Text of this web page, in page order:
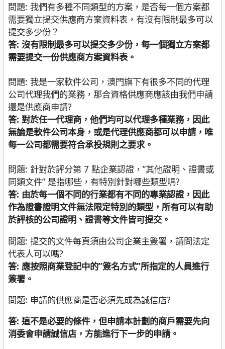
問題: 我們有多種不同類型的方案，是否每一個方案都
需要獨立提交供應商方案資料表，有沒有限制最多可以
提交多少份？
答: 沒有限制最多可以提交多少份，每一個獨立方案都
需要提交一份供應商方案資料表。
問題: 我是一家軟件公司，澳門旗下有很多不同的代理
公司代理我們的業務，那合資格供應商應該由我們申請
還是供應商申請?
答: 對於任一代理商，他們均可以代理多種業務，因此
無論是軟件公司本身，或是代理供應商都可以申請，唯
每一公司都需要符合承投規則之要求。
問題: 針對於評分第 7 點企業認證，”其他證明、證書或
同類文件” 是指哪些，有特別針對哪些類型嗎?
答: 由於每一個不同的行業都有不同的專業認證，因此
作為證書證明文件無法限定特別的類型，所有可以有助
於評核的公司證明、證書等文件皆可提交。
問題: 提交的文件每頁須由公司企業主簽署，請問法定
代表人可以嗎?
答: 應按照商業登記中的”簽名方式”所指定的人員進行
簽署。
問題: 申請的供應商是否必須先成為誠信店?
答: 這不是必要的條件，但申請本計劃的商戶需要先向
消委會申請誠信店，方能進行下一步的申請。